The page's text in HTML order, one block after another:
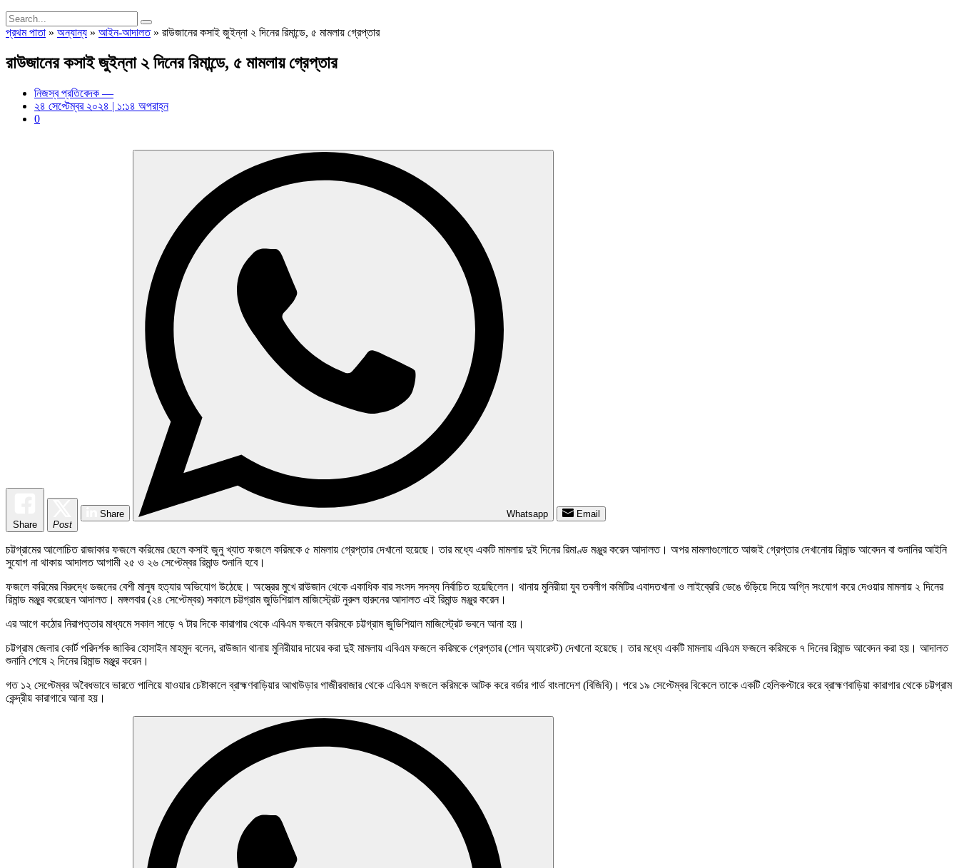
প্রথম পাতা » অন্যান্য » আইন-আদালত» রাউজানের কসাই জুইন্না ২ দিনের রিমান্ডে, ৫ মামলায় গ্রেপ্তার
রাউজানের কসাই জুইন্না ২ দিনের রিমান্ডে, ৫ মামলায় গ্রেপ্তার
নিজস্ব প্রতিবেদক —
২৪ সেপ্টেম্বর ২০২৪ | ১:১৪ অপরাহ্ন
0
Share Post
Share Whatsapp Email
চট্টগ্রামের আলোচিত রাজাকার ফজলে করিমের ছেলে কসাই জুনু খ্যাত ফজলে করিমকে ৫ মামলায় গ্রেপ্তার দেখানো হয়েছে। তার মধ্যে একটি মামলায় দুই দিনের রিমাণ্ড মঞ্জুর করেন আদালত। অপর মামলাগুলোতে আজই গ্রেপ্তার দেখানোয় রিমান্ড আবেদন বা শুনানির আইনি
সুযোগ না থাকায় আদালত আগামী ২৫ ও ২৬ সেপ্টেম্বর রিমান্ড শুনানি হবে।
ফজলে করিমের বিরুদ্ধে ডজনের বেশী মানুষ হত্যার অভিযোগ উঠেছে। অস্ত্রের মুখে রাউজান থেকে একাধিক বার সংসদ সদস্য নির্বাচিত হয়েছিলেন। থানায় মুনিরীয়া যুব তবলীগ কমিটির এবাদতখানা ও লাইব্রেরি ভেঙে গুঁড়িয়ে দিয়ে অগ্নি সংযোগ করে দেওয়ার মামলায় ২ দিনের
রিমান্ড মঞ্জুর করেছেন আদালত। মঙ্গলবার (২৪ সেপ্টেম্বর) সকালে চট্টগ্রাম জুডিশিয়াল মাজিস্ট্রেট নুরুল হারুনের আদালত এই রিমান্ড মঞ্জুর করেন।
এর আগে কঠোর নিরাপত্তার মাধ্যমে সকাল সাড়ে ৭ টার দিকে কারাগার থেকে এবিএম ফজলে করিমকে চট্টগ্রাম জুডিশিয়াল মাজিস্ট্রেট ভবনে আনা হয়।
চট্টগ্রাম জেলার কোর্ট পরিদর্শক জাকির হোসাইন মাহমুদ বলেন, রাউজান থানায় মুনিরীয়ার দায়ের করা দুই মামলায় এবিএম ফজলে করিমকে গ্রেপ্তার (শোন অ্যারেস্ট) দেখানো হয়েছে। তার মধ্যে একটি মামলায় এবিএম ফজলে করিমকে ৭ দিনের রিমান্ড আবেদন করা হয়। আদালত
শুনানি শেষে ২ দিনের রিমান্ড মঞ্জুর করেন।
গত ১২ সেপ্টেম্বর অবৈধভাবে ভারতে পালিয়ে যাওয়ার চেষ্টাকালে ব্রাহ্মণবাড়িয়ার আখাউড়ার গাজীরবাজার থেকে এবিএম ফজলে করিমকে আটক করে বর্ডার গার্ড বাংলাদেশ (বিজিবি)। পরে ১৯ সেপ্টেম্বর বিকেলে তাকে একটি হেলিকপ্টারে করে ব্রাহ্মণবাড়িয়া কারাগার থেকে চট্টগ্রাম
কেন্দ্রীয় কারাগারে আনা হয়।